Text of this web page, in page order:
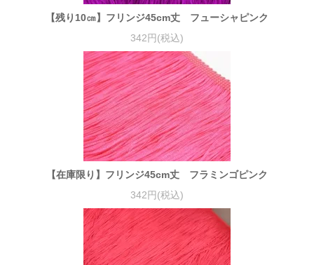
【残り10㎝】フリンジ45cm丈 フューシャピンク
342円(税込)
【在庫限り】フリンジ45cm丈 フラミンゴピンク
342円(税込)